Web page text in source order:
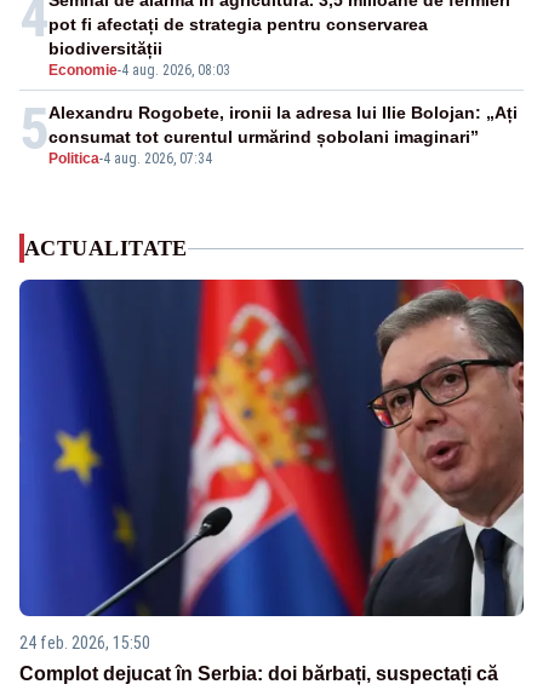
4
Economie-4 aug. 2026, 08:03
pot fi afectați de strategia pentru conservarea
biodiversității
5 Politica-4 aug. 2026, 07:34
Alexandru Rogobete, ironii la adresa lui Ilie Bolojan: „Ați
consumat tot curentul urmărind șobolani imaginari”
ACTUALITATE
24 feb. 2026, 15:50
Complot dejucat în Serbia: doi bărbați, suspectați că